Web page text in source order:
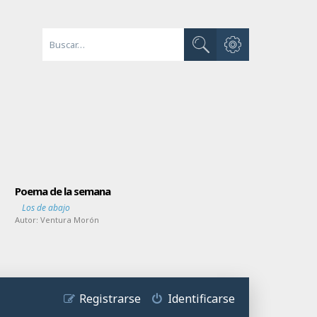
Buscar
Búsqueda avanzada
Poema de la semana
Los de abajo
Autor:Ventura Morón
Identificarse
Registrarse